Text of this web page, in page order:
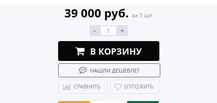
39 000 руб. за 1 шт
- +
В КОРЗИНУ
НАШЛИ ДЕШЕВЛЕ?
СРАВНИТЬ ОТЛОЖИТЬ